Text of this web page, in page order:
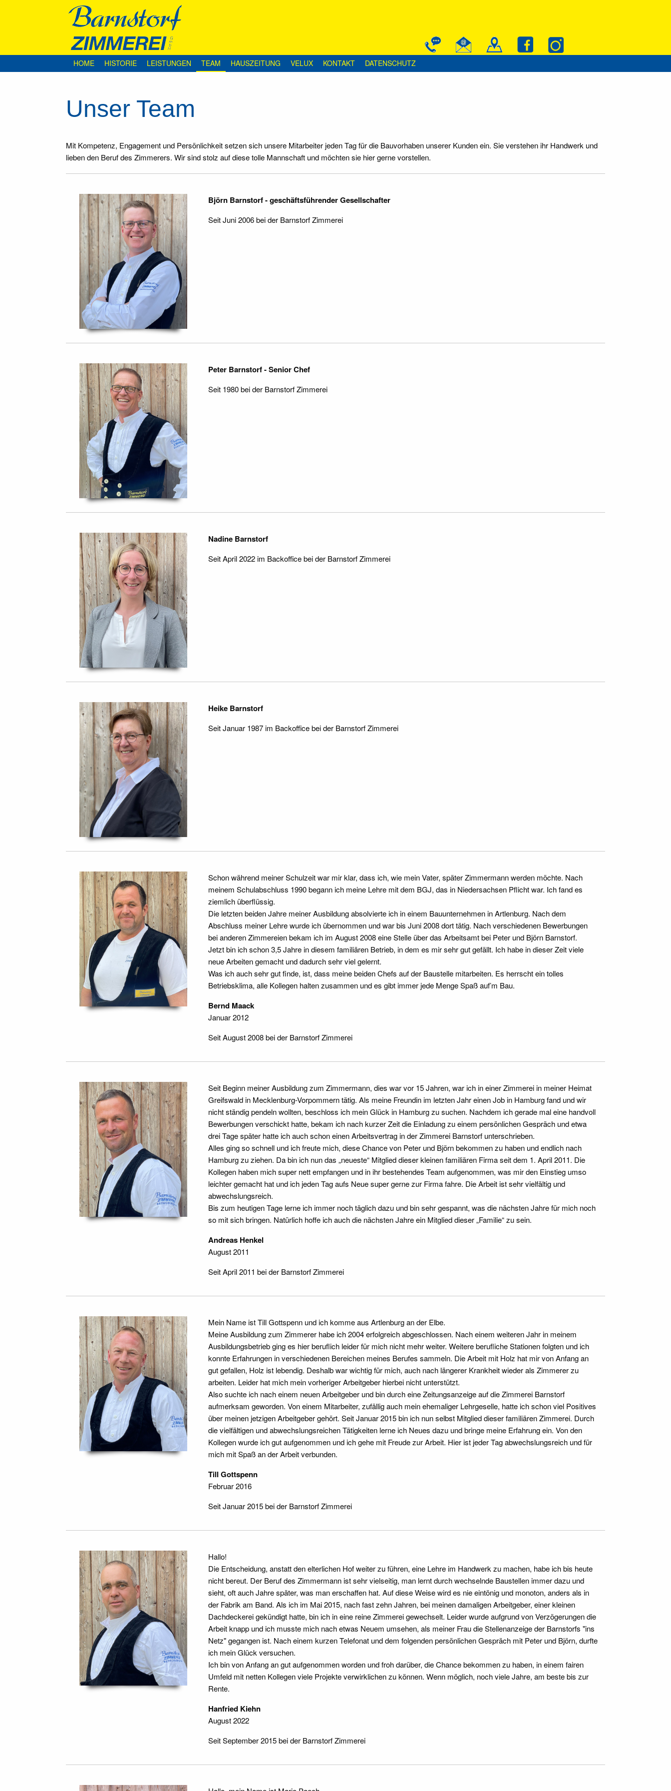
HOME HISTORIE LEISTUNGEN TEAM HAUSZEITUNG VELUX KONTAKT DATENSCHUTZ
Unser Team
Mit Kompetenz, Engagement und Persönlichkeit setzen sich unsere Mitarbeiter jeden Tag für die Bauvorhaben unserer Kunden ein. Sie verstehen ihr Handwerk und
lieben den Beruf des Zimmerers. Wir sind stolz auf diese tolle Mannschaft und möchten sie hier gerne vorstellen.
Björn Barnstorf - geschäftsführender Gesellschafter
Seit Juni 2006 bei der Barnstorf Zimmerei
Peter Barnstorf - Senior Chef
Seit 1980 bei der Barnstorf Zimmerei
Nadine Barnstorf
Seit April 2022 im Backoffice bei der Barnstorf Zimmerei
Heike Barnstorf
Seit Januar 1987 im Backoffice bei der Barnstorf Zimmerei
Schon während meiner Schulzeit war mir klar, dass ich, wie mein Vater, später Zimmermann werden möchte. Nach
meinem Schulabschluss 1990 begann ich meine Lehre mit dem BGJ, das in Niedersachsen Pflicht war. Ich fand es
ziemlich überflüssig.
Die letzten beiden Jahre meiner Ausbildung absolvierte ich in einem Bauunternehmen in Artlenburg. Nach dem
Abschluss meiner Lehre wurde ich übernommen und war bis Juni 2008 dort tätig. Nach verschiedenen Bewerbungen
bei anderen Zimmereien bekam ich im August 2008 eine Stelle über das Arbeitsamt bei Peter und Björn Barnstorf.
Jetzt bin ich schon 3,5 Jahre in diesem familiären Betrieb, in dem es mir sehr gut gefällt. Ich habe in dieser Zeit viele
neue Arbeiten gemacht und dadurch sehr viel gelernt.
Was ich auch sehr gut finde, ist, dass meine beiden Chefs auf der Baustelle mitarbeiten. Es herrscht ein tolles
Betriebsklima, alle Kollegen halten zusammen und es gibt immer jede Menge Spaß auf’m Bau.
Bernd Maack
Januar 2012
Seit August 2008 bei der Barnstorf Zimmerei
Seit Beginn meiner Ausbildung zum Zimmermann, dies war vor 15 Jahren, war ich in einer Zimmerei in meiner Heimat
Greifswald in Mecklenburg-Vorpommern tätig. Als meine Freundin im letzten Jahr einen Job in Hamburg fand und wir
nicht ständig pendeln wollten, beschloss ich mein Glück in Hamburg zu suchen. Nachdem ich gerade mal eine handvoll
Bewerbungen verschickt hatte, bekam ich nach kurzer Zeit die Einladung zu einem persönlichen Gespräch und etwa
drei Tage später hatte ich auch schon einen Arbeitsvertrag in der Zimmerei Barnstorf unterschrieben.
Alles ging so schnell und ich freute mich, diese Chance von Peter und Björn bekommen zu haben und endlich nach
Hamburg zu ziehen. Da bin ich nun das „neueste“ Mitglied dieser kleinen familiären Firma seit dem 1. April 2011. Die
Kollegen haben mich super nett empfangen und in ihr bestehendes Team aufgenommen, was mir den Einstieg umso
leichter gemacht hat und ich jeden Tag aufs Neue super gerne zur Firma fahre. Die Arbeit ist sehr vielfältig und
abwechslungsreich.
Bis zum heutigen Tage lerne ich immer noch täglich dazu und bin sehr gespannt, was die nächsten Jahre für mich noch
so mit sich bringen. Natürlich hoffe ich auch die nächsten Jahre ein Mitglied dieser „Familie“ zu sein.
Andreas Henkel
August 2011
Seit April 2011 bei der Barnstorf Zimmerei
Mein Name ist Till Gottspenn und ich komme aus Artlenburg an der Elbe.
Meine Ausbildung zum Zimmerer habe ich 2004 erfolgreich abgeschlossen. Nach einem weiteren Jahr in meinem
Ausbildungsbetrieb ging es hier beruflich leider für mich nicht mehr weiter. Weitere berufliche Stationen folgten und ich
konnte Erfahrungen in verschiedenen Bereichen meines Berufes sammeln. Die Arbeit mit Holz hat mir von Anfang an
gut gefallen, Holz ist lebendig. Deshalb war wichtig für mich, auch nach längerer Krankheit wieder als Zimmerer zu
arbeiten. Leider hat mich mein vorheriger Arbeitgeber hierbei nicht unterstützt.
Also suchte ich nach einem neuen Arbeitgeber und bin durch eine Zeitungsanzeige auf die Zimmerei Barnstorf
aufmerksam geworden. Von einem Mitarbeiter, zufällig auch mein ehemaliger Lehrgeselle, hatte ich schon viel Positives
über meinen jetzigen Arbeitgeber gehört. Seit Januar 2015 bin ich nun selbst Mitglied dieser familiären Zimmerei. Durch
die vielfältigen und abwechslungsreichen Tätigkeiten lerne ich Neues dazu und bringe meine Erfahrung ein. Von den
Kollegen wurde ich gut aufgenommen und ich gehe mit Freude zur Arbeit. Hier ist jeder Tag abwechslungsreich und für
mich mit Spaß an der Arbeit verbunden.
Till Gottspenn
Februar 2016
Seit Januar 2015 bei der Barnstorf Zimmerei
Hallo!
Die Entscheidung, anstatt den elterlichen Hof weiter zu führen, eine Lehre im Handwerk zu machen, habe ich bis heute
nicht bereut. Der Beruf des Zimmermann ist sehr vielseitig, man lernt durch wechselnde Baustellen immer dazu und
sieht, oft auch Jahre später, was man erschaffen hat. Auf diese Weise wird es nie eintönig und monoton, anders als in
der Fabrik am Band. Als ich im Mai 2015, nach fast zehn Jahren, bei meinen damaligen Arbeitgeber, einer kleinen
Dachdeckerei gekündigt hatte, bin ich in eine reine Zimmerei gewechselt. Leider wurde aufgrund von Verzögerungen die
Arbeit knapp und ich musste mich nach etwas Neuem umsehen, als meiner Frau die Stellenanzeige der Barnstorfs "ins
Netz" gegangen ist. Nach einem kurzen Telefonat und dem folgenden persönlichen Gespräch mit Peter und Björn, durfte
ich mein Glück versuchen.
Ich bin von Anfang an gut aufgenommen worden und froh darüber, die Chance bekommen zu haben, in einem fairen
Umfeld mit netten Kollegen viele Projekte verwirklichen zu können. Wenn möglich, noch viele Jahre, am beste bis zur
Rente.
Hanfried Kiehn
August 2022
Seit September 2015 bei der Barnstorf Zimmerei